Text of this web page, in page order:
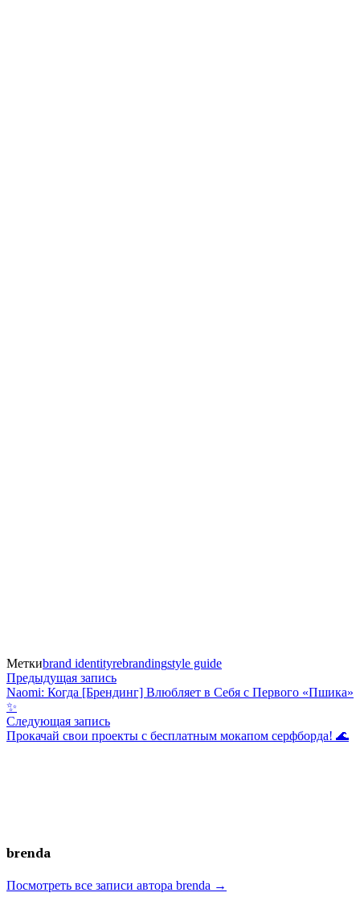
Меткиbrand identityrebrandingstyle guide
Навигация
по
записям
Предыдущая записьПредыдущая
запись:
Naomi: Когда [Брендинг] Влюбляет в Себя с Первого «Пшика»
✨
Следующая записьСледующая
запись:
Прокачай свои проекты с бесплатным мокапом серфборда! 🌊
brenda
Посмотреть все записи автора brenda →